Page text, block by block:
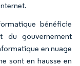
bénéficie
du gouvernement
en nuage
sont en hausse en